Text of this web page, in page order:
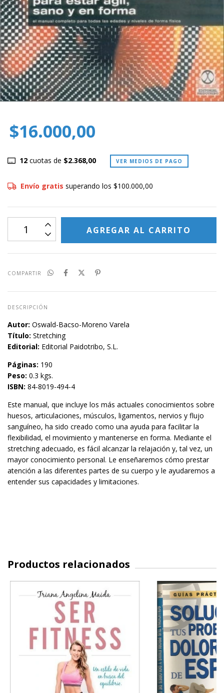
$16.000,00
12cuotas de $2.368,00 VER MEDIOS DE PAGO
Envío gratis superando los $100.000,00
COMPARTIR
DESCRIPCIÓN
Autor: Oswald-Bacso-Moreno Varela
Título: Stretching
Editorial: Editorial Paidotribo, S.L.
Páginas: 190
Peso: 0.3 kgs.
ISBN: 84-8019-494-4
Este manual, que incluye los más actuales conocimientos sobre
huesos, articulaciones, músculos, ligamentos, nervios y flujo
sanguíneo, ha sido creado como una ayuda para facilitar la
flexibilidad, el movimiento y mantenerse en forma. Mediante el
stretching adecuado, es fácil alcanzar la relajación y, tal vez, un
mayor conocimiento personal. Le enseñaremos cómo prestar
atención a las diferentes partes de su cuerpo y le ayudaremos a
entender sus capacidades y limitaciones.
Productos relacionados